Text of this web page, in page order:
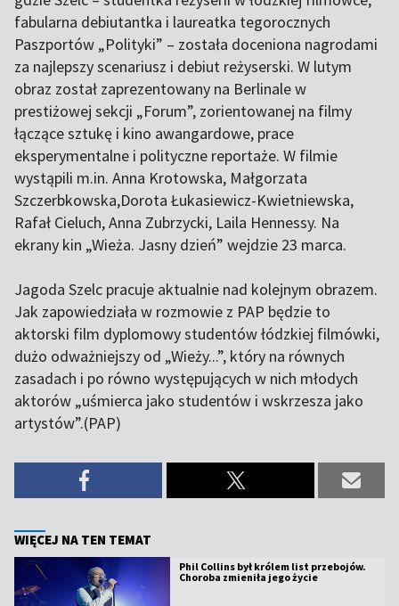
fabularna debiutantka i laureatka tegorocznych
Paszportów „Polityki” – została doceniona nagrodami
za najlepszy scenariusz i debiut reżyserski. W lutym
obraz został zaprezentowany na Berlinale w
prestiżowej sekcji „Forum”, zorientowanej na filmy
łączące sztukę i kino awangardowe, prace
eksperymentalne i polityczne reportaże. W filmie
wystąpili m.in. Anna Krotowska, Małgorzata
Szczerbkowska,Dorota Łukasiewicz-Kwietniewska,
Rafał Cieluch, Anna Zubrzycki, Laila Hennessy. Na
ekrany kin „Wieża. Jasny dzień” wejdzie 23 marca.
Jagoda Szelc pracuje aktualnie nad kolejnym obrazem.
Jak zapowiedziała w rozmowie z PAP będzie to
aktorski film dyplomowy studentów łódzkiej filmówki,
dużo odważniejszy od „Wieży...”, który na równych
zasadach i po równo występujących w nich młodych
aktorów „uśmierca jako studentów i wskrzesza jako
artystów”.(PAP)
WIĘCEJ NA TEN TEMAT
Phil Collins był królem list przebojów.
Choroba zmieniła jego życie